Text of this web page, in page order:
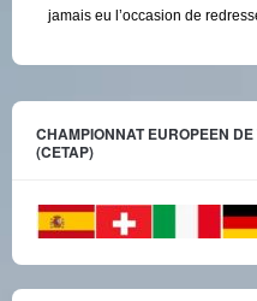
jamais eu l’occasion de
CHAMPIONNAT EUROPEEN
(CETAP)